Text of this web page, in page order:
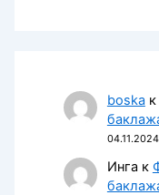
boska к
04.11.2024
Инга к